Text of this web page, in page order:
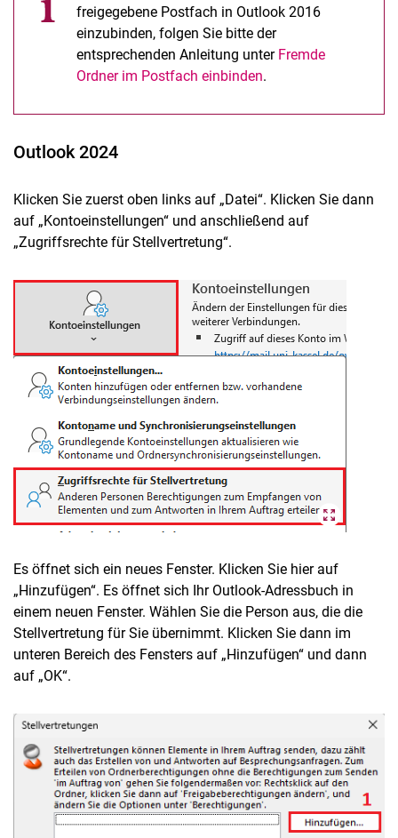
freigegebene Postfach in Outlook 2016
einzubinden, folgen Sie bitte der
entsprechenden Anleitung unter Fremde
Ordner im Postfach einbinden.
Outlook 2024
Klicken Sie zuerst oben links auf „Datei“. Klicken Sie dann
auf „Kontoeinstellungen“ und anschließend auf
„Zugriffsrechte für Stellvertretung“.
Es öffnet sich ein neues Fenster. Klicken Sie hier auf
„Hinzufügen“. Es öffnet sich Ihr Outlook-Adressbuch in
einem neuen Fenster. Wählen Sie die Person aus, die die
Stellvertretung für Sie übernimmt. Klicken Sie dann im
unteren Bereich des Fensters auf „Hinzufügen“ und dann
auf „OK“.